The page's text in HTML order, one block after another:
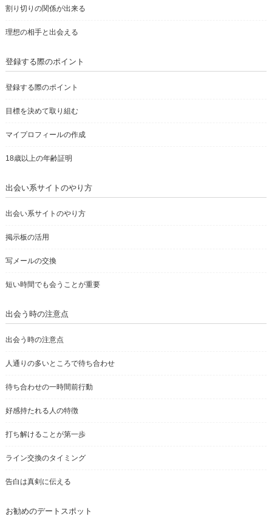
割り切りの関係が出来る
理想の相手と出会える
登録する際のポイント
登録する際のポイント
目標を決めて取り組む
マイプロフィールの作成
18歳以上の年齢証明
出会い系サイトのやり方
出会い系サイトのやり方
掲示板の活用
写メールの交換
短い時間でも会うことが重要
出会う時の注意点
出会う時の注意点
人通りの多いところで待ち合わせ
待ち合わせの一時間前行動
好感持たれる人の特徴
打ち解けることが第一歩
ライン交換のタイミング
告白は真剣に伝える
お勧めのデートスポット